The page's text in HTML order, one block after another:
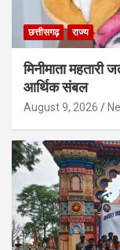
छत्तीसगढ़ राज्य
मिनीमाता
आर्थिक संबल
August 9, 2026